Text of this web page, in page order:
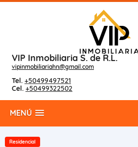
VIP Inmobiliaria S. de R.L.
vipinmobiliariahn@gmail.com
Tel. +50499497521
Cel. +50499322502
MENÚ
Residencial